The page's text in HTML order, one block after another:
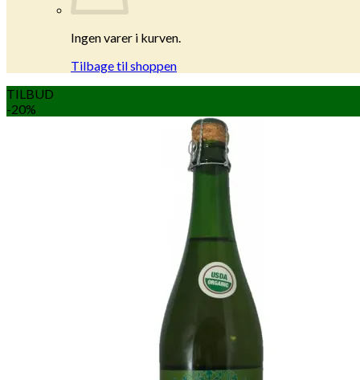
Ingen varer i kurven.
Tilbage til shoppen
TILBUD
-20%